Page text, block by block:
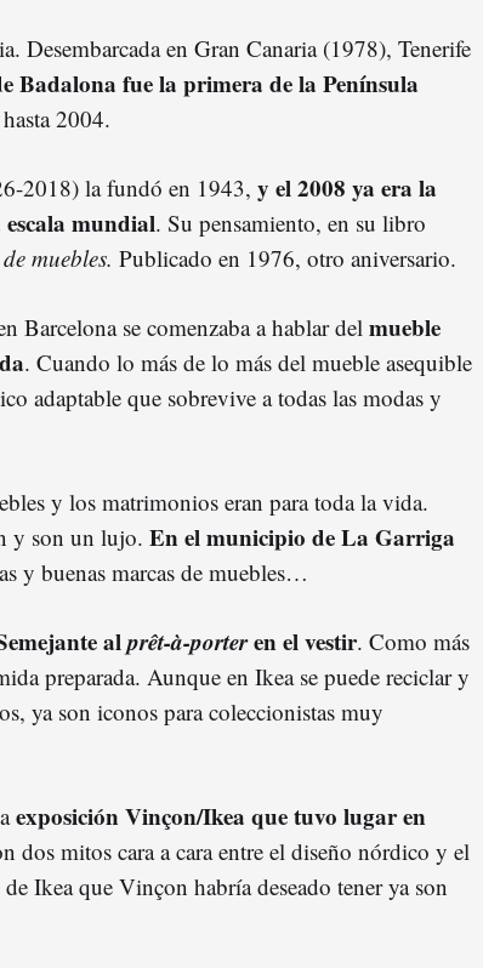
Desembarcada en Gran Canaria (1978), Tenerife
Badalona fue la primera de la Península
2004.
2018) la fundó en 1943, y el 2008 ya era la
escala mundial. Su pensamiento, en su libro
muebles. Publicado en 1976, otro aniversario.
Barcelona se comenzaba a hablar del mueble
. Cuando lo más de lo más del mueble asequible
adaptable que sobrevive a todas las modas y
y los matrimonios eran para toda la vida.
y son un lujo. En el municipio de La Garriga
y buenas marcas de muebles…
alprêt-à-porteren el vestir. Como más
preparada. Aunque en Ikea se puede reciclar y
ya son iconos para coleccionistas muy
exposición Vinçon/Ikea que tuvo lugar en
dos mitos cara a cara entre el diseño nórdico y el
Ikea que Vinçon habría deseado tener ya son